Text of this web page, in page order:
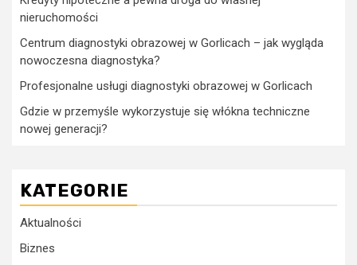
nieruchomości
Centrum diagnostyki obrazowej w Gorlicach – jak wygląda
nowoczesna diagnostyka?
Profesjonalne usługi diagnostyki obrazowej w Gorlicach
Gdzie w przemyśle wykorzystuje się włókna techniczne
nowej generacji?
KATEGORIE
Aktualności
Biznes